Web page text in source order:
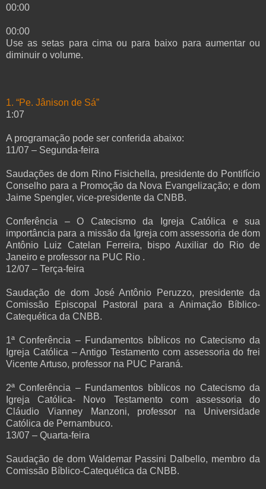
00:00
00:00
Use as setas para cima ou para baixo para aumentar ou
diminuir o volume.
1. “Pe. Jânison de Sá”
1:07
A programação pode ser conferida abaixo:
11/07 – Segunda-feira
Saudações de dom Rino Fisichella, presidente do Pontifício
Conselho para a Promoção da Nova Evangelização; e dom
Jaime Spengler, vice-presidente da CNBB.
Conferência – O Catecismo da Igreja Católica e sua
importância para a missão da Igreja com assessoria de dom
Antônio Luiz Catelan Ferreira, bispo Auxiliar do Rio de
Janeiro e professor na PUC Rio .
12/07 – Terça-feira
Saudação de dom José Antônio Peruzzo, presidente da
Comissão Episcopal Pastoral para a Animação Bíblico-
Catequética da CNBB.
1ª Conferência – Fundamentos bíblicos no Catecismo da
Igreja Católica – Antigo Testamento com assessoria do frei
Vicente Artuso, professor na PUC Paraná.
2ª Conferência – Fundamentos bíblicos no Catecismo da
Igreja Católica- Novo Testamento com assessoria do
Cláudio Vianney Manzoni, professor na Universidade
Católica de Pernambuco.
13/07 – Quarta-feira
Saudação de dom Waldemar Passini Dalbello, membro da
Comissão Bíblico-Catequética da CNBB.